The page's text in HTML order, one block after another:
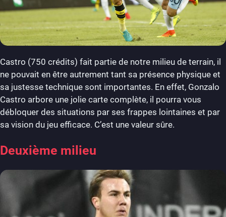
Castro (750 crédits) fait partie de notre milieu de terrain, il
ne pouvait en être autrement tant sa présence physique et
sa justesse technique sont importantes. En effet, Gonzalo
Castro arbore une jolie carte complète, il pourra vous
débloquer des situations par ses frappes lointaines et par
sa vision du jeu efficace. C’est une valeur sûre.
Deuxième milieu